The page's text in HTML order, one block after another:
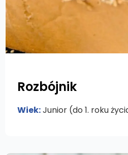
Rozbójnik
Wiek:Junior (do 1. roku